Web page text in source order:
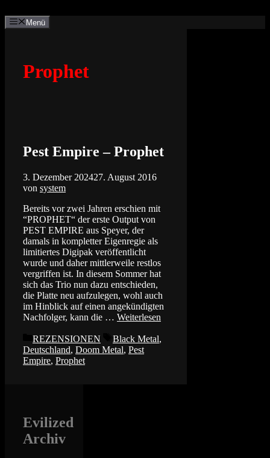
Inhalt
springen
Menü
Prophet
Pest Empire – Prophet
3. Dezember 202427. August 2016
von system
Bereits vor zwei Jahren erschien mit
“PROPHET“ der erste Output von
PEST EMPIRE aus Speyer, der
damals in kompletter Eigenregie als
limitiertes Digipak veröffentlicht
wurde und daher mittlerweile restlos
vergriffen ist. In diesem Sommer hat
sich das Trio nun dazu entschieden,
die Platte neu aufzulegen, wohl auch
im Hinblick auf einen angekündigten
Nachfolger, kann die … Weiterlesen
Kategorien
REZENSIONEN Schlagwörter
Black Metal,
Deutschland, Doom Metal, Pest
Empire, Prophet
Evilized
Archiv